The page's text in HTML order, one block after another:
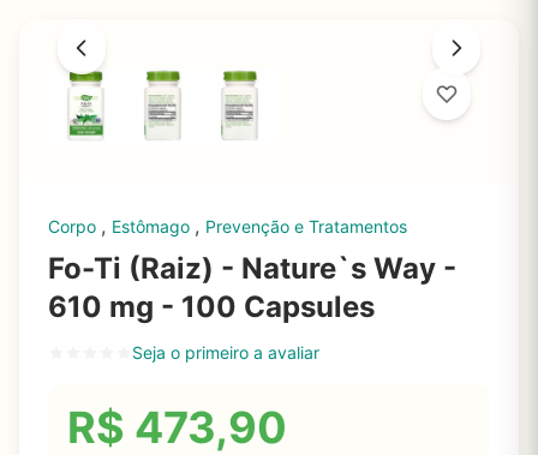
Corpo , Estômago , Prevenção e Tratamentos
Fo-Ti (Raiz) - Nature`s Way -
610 mg - 100 Capsules
Seja o primeiro a avaliar
R$ 473,90